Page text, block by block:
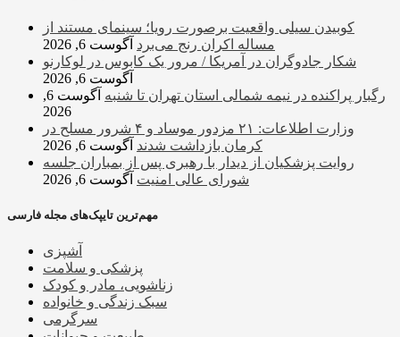
کوبیدن سیلی واقعیت برصورت رویا؛ سینمای مستند از
مساله اکران رنج می‌برد آگوست 6, 2026
شکار جادوگران در آمریکا / مرور یک کابوس در لوکارنو
آگوست 6, 2026
رگبار پراکنده در نیمه شمالی استان تهران تا شنبه
آگوست 6,
2026
وزارت اطلاعات: ۲۱ مزدور موساد و ۴ شرور مسلح در
کرمان بازداشت شدند آگوست 6, 2026
روایت پزشکیان از دیدار با رهبری پس از بمباران جلسه
شورای عالی امنیت آگوست 6, 2026
مهم‌ترین تایپک‌های مجله فارسی
آشپزی
پزشکی و سلامت
زناشویی، مادر و کودک
سبک زندگی و خانواده
سرگرمی